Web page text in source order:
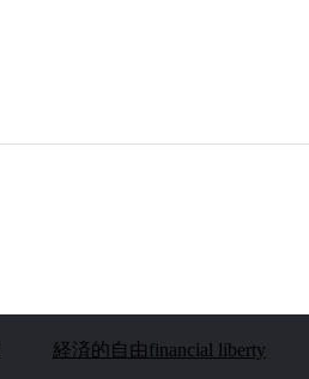
経済的自由financial liberty